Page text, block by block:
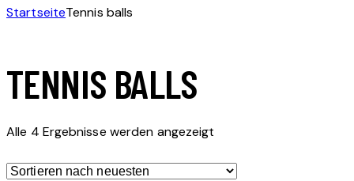
StartseiteTennis balls
TENNIS BALLS
Alle 4 Ergebnisse werden angezeigt
sortiert